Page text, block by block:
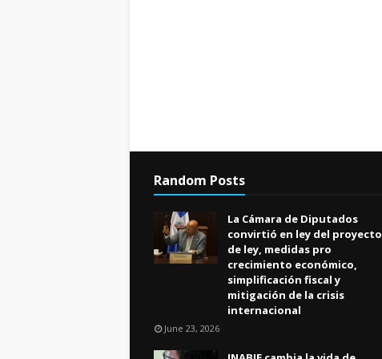
Random Posts
La Cámara de Diputados
convirtió en ley del proyecto
de ley, medidas pro
crecimiento económico,
simplificación fiscal y
mitigación de la crisis
internacional
June 23, 2026